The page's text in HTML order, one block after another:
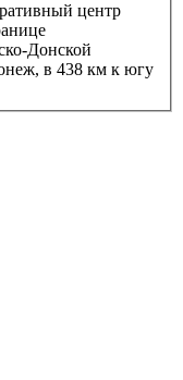
центр
Донской
в 438 км к югу